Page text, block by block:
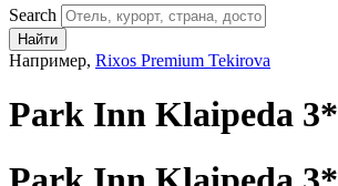
Search
Найти
Например, Rixos Premium Tekirova
Park Inn Klaipeda 3*